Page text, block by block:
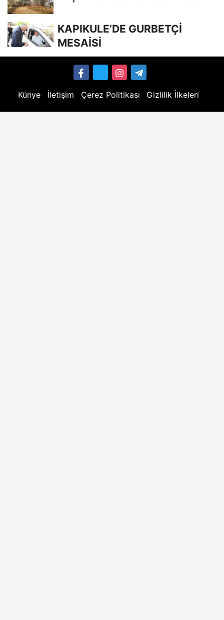
KAPIKULE’DE GURBETÇİ
MESAİSİ
Künye İletişim Çerez Politikası Gizlilik İlkeleri